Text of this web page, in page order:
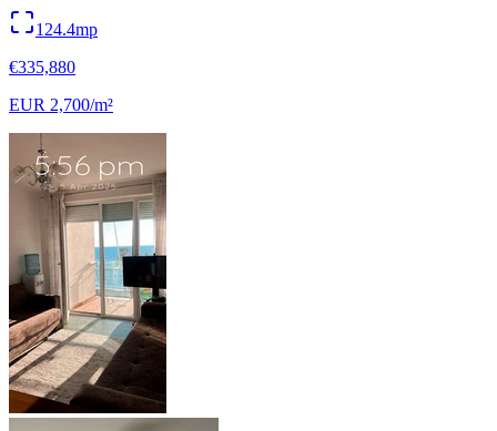
124.4mp
€335,880
EUR 2,700/m²